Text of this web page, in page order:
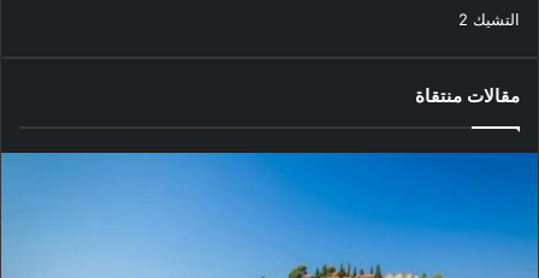
التشيك 2
مقالات منتقاة